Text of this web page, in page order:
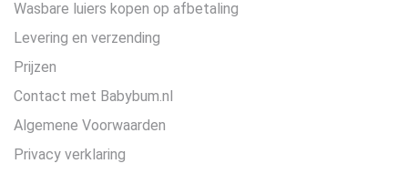
Wasbare luiers kopen op afbetaling
Levering en verzending
Prijzen
Contact met Babybum.nl
Algemene Voorwaarden
Privacy verklaring